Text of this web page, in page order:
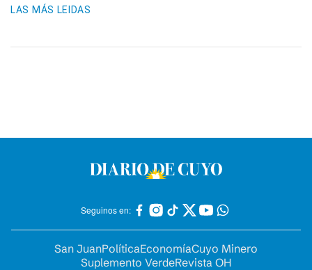
LAS MÁS LEIDAS
Seguinos en:
San JuanPolíticaEconomíaCuyo Minero
Suplemento VerdeRevista OH